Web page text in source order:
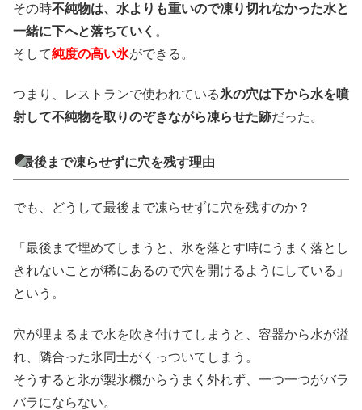
その時不純物は、水よりも重いので凍り切れなかった水と
一緒に下へと落ちていく 。
そして純度の高い氷ができる。
つまり、レストランで使われている氷の穴は下から水を噴
射して不純物を取りのぞきながら凍らせた跡だった。
最後まで凍らせずに穴を残す理由
でも、どうして最後まで凍らせずに穴を残すのか？
「最後まで埋めてしまうと、氷を落とす時にうまく落とし
きれないことが稀にあるので穴を開けるようにしている」
という。
穴が埋まるまで水を吹き付けてしまうと、容器から水が溢
れ、隣合った氷同士がくっついてしまう。
そうすると氷が製氷機からうまく外れず、一つ一つがバラ
バラにならない。